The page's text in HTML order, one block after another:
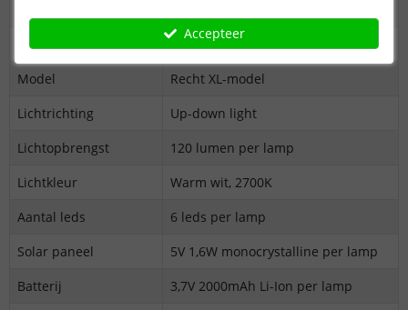
Aantal stuks
2 lampen
Model
Recht XL-model
Lichtrichting
Up-down light
Lichtopbrengst
120 lumen per lamp
Lichtkleur
Warm wit, 2700K
Aantal leds
6 leds per lamp
Solar paneel
5V 1,6W monocrystalline per lamp
Batterij
3,7V 2000mAh Li-Ion per lamp
Accepteer